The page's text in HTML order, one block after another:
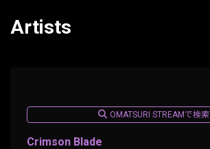
Artists
OMATSURI STREAMで検索
Crimson Blade